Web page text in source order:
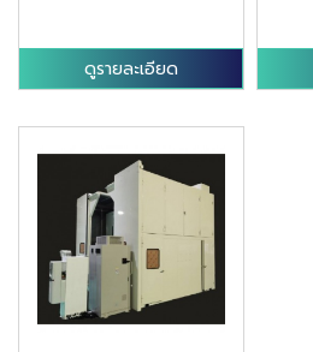
ดูรายละเอียด